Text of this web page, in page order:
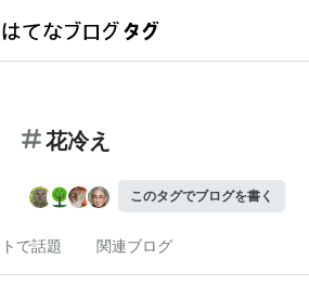
花冷え
このタグでブログを書く
で話題 関連ブログ